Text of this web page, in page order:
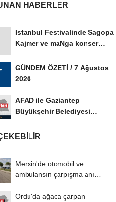
HABERLER
İstanbul Festivalinde Sagopa
Kajmer ve maNga konser
GÜNDEM ÖZETİ / 7 Ağustos
2026
AFAD ile Gaziantep
Büyükşehir Belediyesi
Mersin'de otomobil ve
ambulansın çarpışma anı
Ordu'da ağaca çarpan